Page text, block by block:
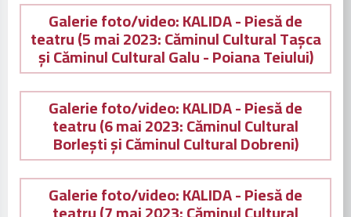
Galerie foto/video: KALIDA - Piesă de
teatru (5 mai 2023: Căminul Cultural Tașca
și Căminul Cultural Galu - Poiana Teiului)
Galerie foto/video: KALIDA - Piesă de
teatru (6 mai 2023: Căminul Cultural
Borlești și Căminul Cultural Dobreni)
Galerie foto/video: KALIDA - Piesă de